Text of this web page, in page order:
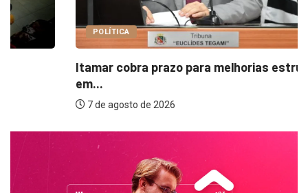
POLÍTICA
Itamar cobra prazo para melhorias estruturais
7 de agosto de 2026